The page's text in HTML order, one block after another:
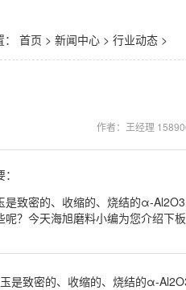
首页 > 新闻中心 > 行业动态 >
作者：王经理
是致密的、收缩的、烧结的α-
呢？今天海旭磨料小编为您介绍下
致密的、收缩的、烧结的α-